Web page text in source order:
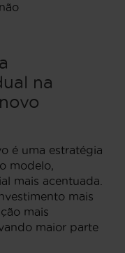
na
é uma estratégia
modelo,
mais acentuada.
mais
mais
maior parte